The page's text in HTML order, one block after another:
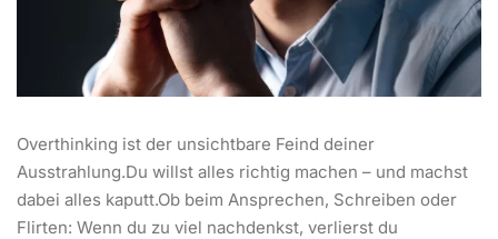
Overthinking ist der unsichtbare Feind deiner
Ausstrahlung.Du willst alles richtig machen – und machst
dabei alles kaputt.Ob beim Ansprechen, Schreiben oder
Flirten: Wenn du zu viel nachdenkst, verlierst du